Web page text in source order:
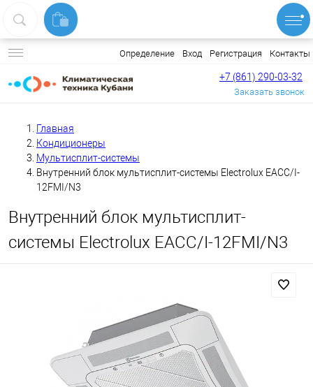
Определение Вход Регистрация Контакты
+7 (861) 290-03-32
Заказать звонок
Главная
Кондиционеры
Мультисплит-системы
Внутренний блок мультисплит-системы Electrolux EACС/I-
12FMI/N3
Внутренний блок мультисплит-
системы Electrolux EACС/I-12FMI/N3